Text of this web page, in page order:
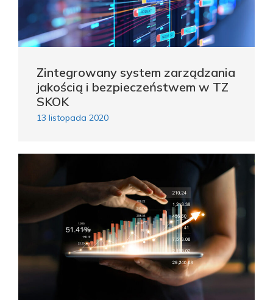
Zintegrowany system zarządzania
jakością i bezpieczeństwem w TZ
SKOK
13 listopada 2020